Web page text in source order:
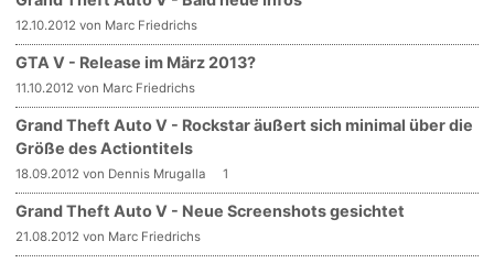
12.10.2012 von Marc Friedrichs
GTA V - Release im März 2013?
11.10.2012 von Marc Friedrichs
Grand Theft Auto V - Rockstar äußert sich minimal über die
Größe des Actiontitels
18.09.2012 von Dennis Mrugalla 1
Grand Theft Auto V - Neue Screenshots gesichtet
21.08.2012 von Marc Friedrichs